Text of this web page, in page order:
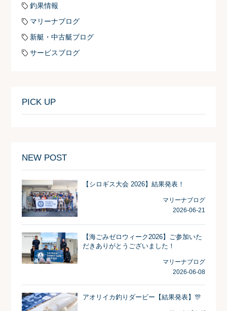
釣果情報
マリーナブログ
新艇・中古艇ブログ
サービスブログ
PICK UP
NEW POST
【シロギス大会 2026】結果発表！
マリーナブログ
2026-06-21
【海ごみゼロウィーク2026】ご参加いた
だきありがとうございました！
マリーナブログ
2026-06-08
アオリイカ釣りダービー【結果発表】🎊